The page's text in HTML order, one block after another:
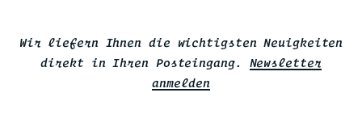
Wir liefern Ihnen die wichtigsten Neuigkeiten
direkt in Ihren Posteingang. Newsletter
anmelden